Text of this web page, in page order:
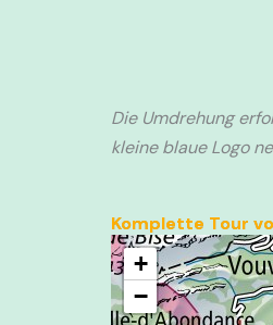
Die Umdrehung
kleine blaue Logo
Komplette Tour
+
−